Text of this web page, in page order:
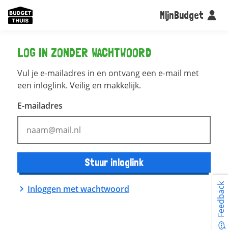
MijnBudget
LOG IN ZONDER WACHTWOORD
Vul je e-mailadres in en ontvang een e-mail met
een inloglink. Veilig en makkelijk.
E-mailadres
Stuur inloglink
Inloggen met wachtwoord Feedback